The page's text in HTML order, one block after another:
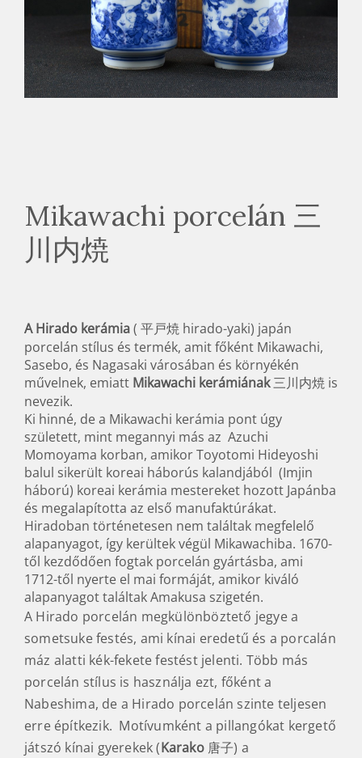
Mikawachi porcelán 三
川内焼
A Hirado kerámia( 平戸焼 hirado-yaki) japán
porcelán stílus és termék, amit főként Mikawachi,
Sasebo, és Nagasaki városában és környékén
művelnek, emiatt Mikawachi kerámiának三川内焼 is
nevezik.
Ki hinné, de a Mikawachi kerámia pont úgy
született, mint megannyi más az Azuchi
Momoyama korban, amikor Toyotomi Hideyoshi
balul sikerült koreai háborús kalandjából (Imjin
háború) koreai kerámia mestereket hozott Japánba
és megalapította az első manufaktúrákat.
Hiradoban történetesen nem találtak megfelelő
alapanyagot, így kerültek végül Mikawachiba. 1670-
től kezdődően fogtak porcelán gyártásba, ami
1712-től nyerte el mai formáját, amikor kiváló
alapanyagot találtak Amakusa szigetén.
A Hirado porcelán megkülönböztető jegye a
sometsuke festés, ami kínai eredetű és a porcalán
máz alatti kék-fekete festést jelenti. Több más
porcelán stílus is használja ezt, főként a
Nabeshima, de a Hirado porcelán szinte teljesen
erre építkezik. Motívumként a pillangókat kergető
játszó kínai gyerekek (Karako唐子) a